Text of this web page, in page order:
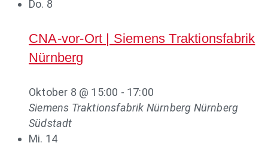
Do. 8
CNA-vor-Ort | Siemens Traktionsfabrik
Nürnberg
Oktober 8 @ 15:00 - 17:00
Siemens Traktionsfabrik Nürnberg Nürnberg
Südstadt
Mi. 14